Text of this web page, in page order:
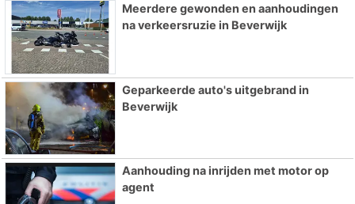
Meerdere gewonden en aanhoudingen
na verkeersruzie in Beverwijk
Geparkeerde auto's uitgebrand in
Beverwijk
Aanhouding na inrijden met motor op
agent